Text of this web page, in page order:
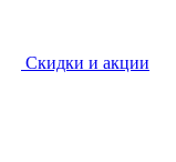
Скидки и акции